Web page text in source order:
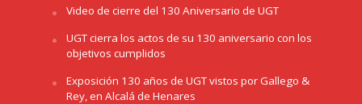
Video de cierre del 130 Aniversario de UGT
UGT cierra los actos de su 130 aniversario con los
objetivos cumplidos
Exposición 130 años de UGT vistos por Gallego &
Rey, en Alcalá de Henares